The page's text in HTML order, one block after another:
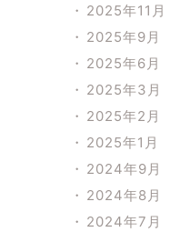
2025年11月
2025年9月
2025年6月
2025年3月
2025年2月
2025年1月
2024年9月
2024年8月
2024年7月